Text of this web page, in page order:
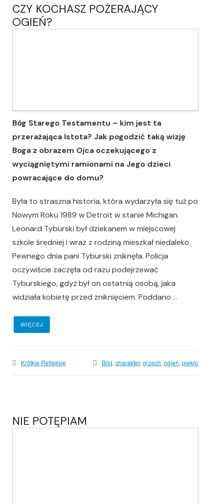
CZY KOCHASZ POŻERAJĄCY
OGIEŃ?
Bóg Starego Testamentu – kim jest ta
przerażająca Istota? Jak pogodzić taką wizję
Boga z obrazem Ojca oczekującego z
wyciągniętymi ramionami na Jego dzieci
powracające do domu?
Była to straszna historia, która wydarzyła się tuż po
Nowym Roku 1989 w Detroit w stanie Michigan.
Leonard Tyburski był dziekanem w miejscowej
szkole średniej i wraz z rodziną mieszkał niedaleko.
Pewnego dnia pani Tyburski zniknęła. Policja
oczywiście zaczęła od razu podejrzewać
Tyburskiego, gdyż był on ostatnią osobą, jaka
widziała kobietę przed zniknięciem. Poddano ...
WIĘCEJ
Krótkie Refleksje Bóg,charakter,grzech,ogień,piekło
NIE POTĘPIAM